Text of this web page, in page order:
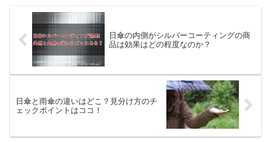
日傘の内側がシルバーコーティングの商
品は効果はどの程度なのか？
日傘と雨傘の違いはどこ？見分け方のチ
ェックポイントはココ！